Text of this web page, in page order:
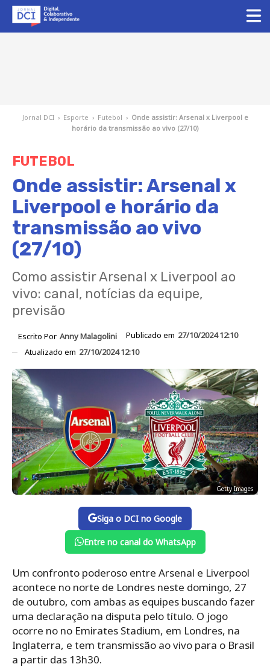
Jornal DCI › Esporte › Futebol › Onde assistir: Arsenal x Liverpool e
horário da transmissão ao vivo (27/10)
FUTEBOL
Onde assistir: Arsenal x
Liverpool e horário da
transmissão ao vivo
(27/10)
Como assistir Arsenal x Liverpool ao
vivo: canal, notícias da equipe,
previsão
Escrito Por Anny Malagolini Publicado em 27/10/2024 12:10
Atualizado em 27/10/2024 12:10
Getty Images
Siga o DCI no Google
Entre no canal do WhatsApp
Um confronto poderoso entre Arsenal e Liverpool
acontece no norte de Londres neste domingo, 27
de outubro, com ambas as equipes buscando fazer
uma declaração na disputa pelo título. O jogo
ocorre no no Emirates Stadium, em Londres, na
Inglaterra, e tem transmissão ao vivo para o Brasil
a partir das 13h30.